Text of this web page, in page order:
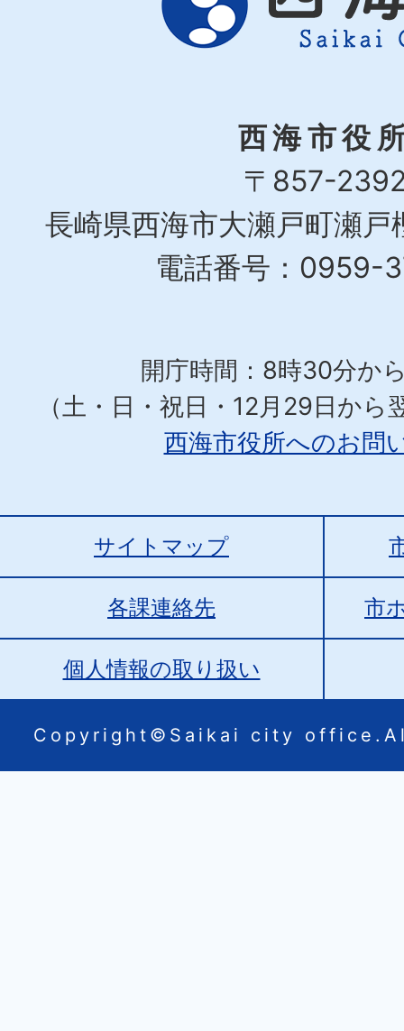
西海市役
〒857-
長崎県西海市大瀬戸町瀬
電話番号：0959-
開庁時間：8時30分か
（土・日・祝日・12月29日から
西海市役所へのお問
サイトマップ
各課連絡先 市
個人情報の取り扱い
Copyright©Saikai city